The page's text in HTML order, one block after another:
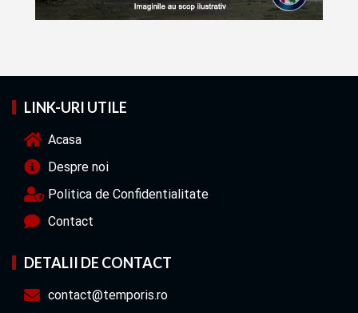
LINK-URI UTILE
Acasa
Despre noi
Politica de Confidentialitate
Contact
DETALII DE CONTACT
contact@temporis.ro